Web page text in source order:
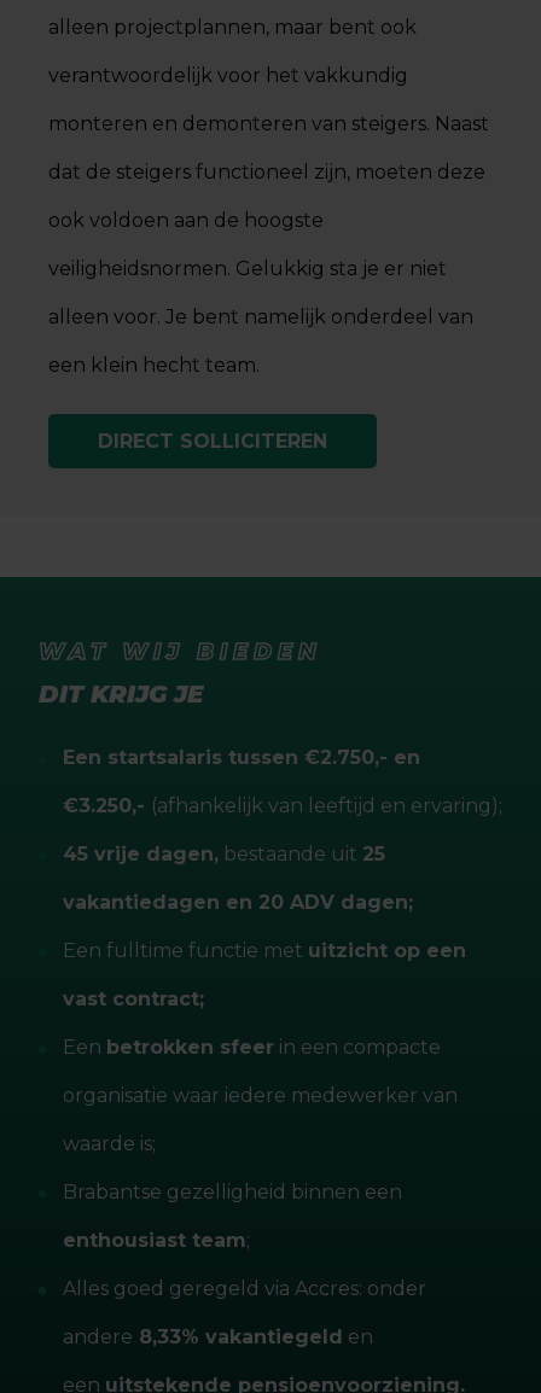
alleen projectplannen, maar bent ook
verantwoordelijk voor het vakkundig
monteren en demonteren van steigers. Naast
dat de steigers functioneel zijn, moeten deze
ook voldoen aan de hoogste
veiligheidsnormen. Gelukkig sta je er niet
alleen voor. Je bent namelijk onderdeel van
een klein hecht team.
DIRECT SOLLICITEREN
WAT WIJ BIEDEN
DIT KRIJG JE
Een startsalaris tussen €2.750,- en
€3.250,- (afhankelijk van leeftijd en ervaring);
45 vrije dagen, bestaande uit 25
vakantiedagen en 20 ADV dagen;
Een fulltime functie met uitzicht op een
vast contract;
Een betrokken sfeer in een compacte
organisatie waar iedere medewerker van
waarde is;
Brabantse gezelligheid binnen een
enthousiast team;
Alles goed geregeld via Accres: onder
andere 8,33% vakantiegeld en
een uitstekende pensioenvoorziening.